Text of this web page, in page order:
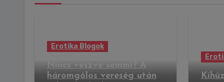
Erotika Blogok
Nincs veszve semmi? A
háromgólos vereség után